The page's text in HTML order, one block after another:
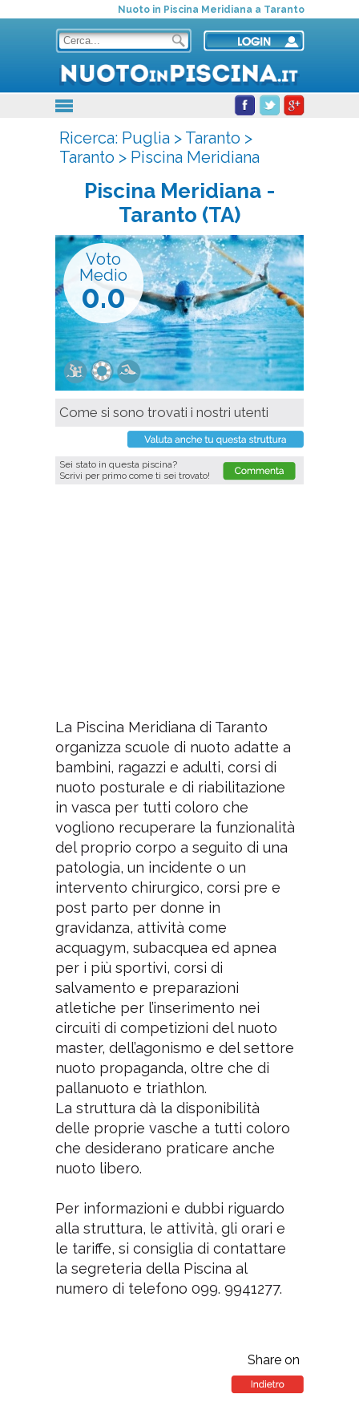
Nuoto in Piscina Meridiana a Taranto
Ricerca: Puglia> Taranto >
Taranto > Piscina Meridiana
Piscina Meridiana-
Taranto (TA)
Voto
Medio
0.0
Come si sono trovati i nostri utenti
Sei stato in questa piscina?
Scrivi per primo come ti sei trovato!
La Piscina Meridiana di Taranto
organizza scuole di nuoto adatte a
bambini, ragazzi e adulti, corsi di
nuoto posturale e di riabilitazione
in vasca per tutti coloro che
vogliono recuperare la funzionalità
del proprio corpo a seguito di una
patologia, un incidente o un
intervento chirurgico, corsi pre e
post parto per donne in
gravidanza, attività come
acquagym, subacquea ed apnea
per i più sportivi, corsi di
salvamento e preparazioni
atletiche per l’inserimento nei
circuiti di competizioni del nuoto
master, dell’agonismo e del settore
nuoto propaganda, oltre che di
pallanuoto e triathlon.
La struttura dà la disponibilità
delle proprie vasche a tutti coloro
che desiderano praticare anche
nuoto libero.
Per informazioni e dubbi riguardo
alla struttura, le attività, gli orari e
le tariffe, si consiglia di contattare
la segreteria della Piscina al
numero di telefono 099. 9941277.
Share on